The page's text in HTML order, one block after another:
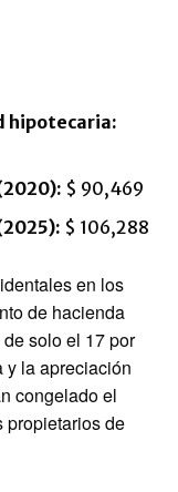
hipotecaria:
$ 90,469
$ 106,288
en los
de hacienda
solo el 17 por
y la apreciación
congelado el
propietarios de